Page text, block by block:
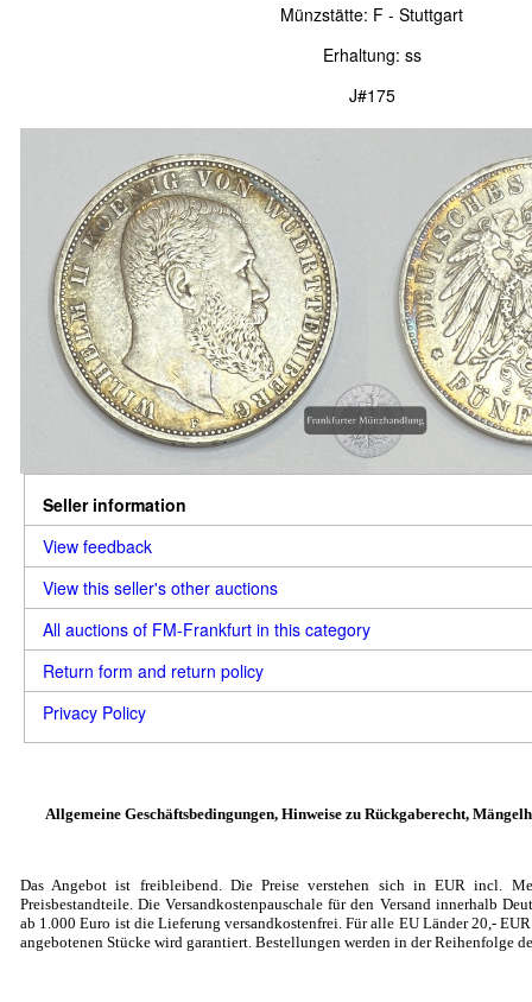
Münzstätte: F - Stuttgart
Erhaltung: ss
J#175
Seller information
View feedback
View this seller's other auctions
All auctions of FM-Frankfurt in this category
Return form and return policy
Privacy Policy
Allgemeine Geschäftsbedingungen, Hinweise zu Rückgaberecht,
Das Angebot ist freibleibend. Die Preise verstehen sich in EUR incl.
Preisbestandteile. Die Versandkostenpauschale für den Versand innerhalb
ab 1.000 Euro ist die Lieferung versandkostenfrei. Für alle EU Länder 20,-
angebotenen Stücke wird garantiert. Bestellungen werden in der Reihenfolge